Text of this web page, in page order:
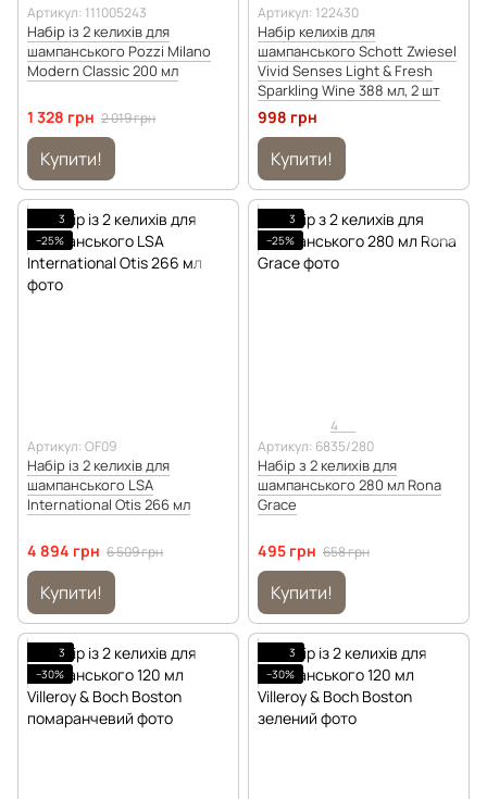
Артикул: 111005243
Набір із 2 келихів для
шампанського Pozzi Milano
Modern Classic 200 мл
1 328 грн 2 019 грн
Купити!
Артикул: 122430
Набір келихів для
шампанського Schott Zwiesel
Vivid Senses Light & Fresh
Sparkling Wine 388 мл, 2 шт
998 грн
Купити!
3
−25%
Артикул: OF09
Набір із 2 келихів для
шампанського LSA
International Otis 266 мл
4 894 грн 6 509 грн
Купити!
3
−25%
4
Артикул: 6835/280
Набір з 2 келихів для
шампанського 280 мл Rona
Grace
495 грн 658 грн
Купити!
3
−30%
3
−30%